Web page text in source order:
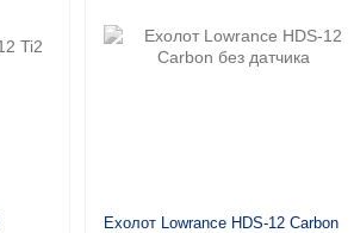
Ехолот Lowrance HDS-12 Carbon